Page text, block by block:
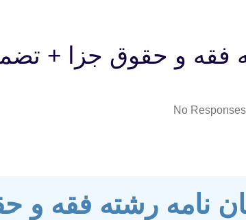
فقه و حقوق جزا +
No Responses
نامه رشته فقه و